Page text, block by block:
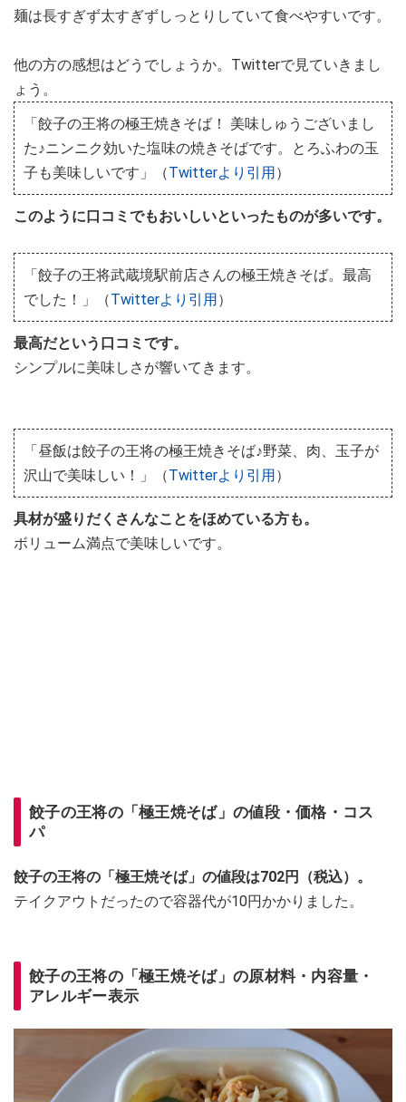
麺は長すぎず太すぎずしっとりしていて食べやすいです。
他の方の感想はどうでしょうか。Twitterで見ていきまし
ょう。
「餃子の王将の極王焼きそば！ 美味しゅうございまし
た♪ニンニク効いた塩味の焼きそばです。とろふわの玉
子も美味しいです」（Twitterより引用）
このように口コミでもおいしいといったものが多いです。
「餃子の王将武蔵境駅前店さんの極王焼きそば。最高
でした！」（Twitterより引用）
最高だという口コミです。
シンプルに美味しさが響いてきます。
「昼飯は餃子の王将の極王焼きそば♪野菜、肉、玉子が
沢山で美味しい！」（Twitterより引用）
具材が盛りだくさんなことをほめている方も。
ボリューム満点で美味しいです。
餃子の王将の「極王焼そば」の値段・価格・コス
パ
餃子の王将の「極王焼そば」の値段は702円（税込）。
テイクアウトだったので容器代が10円かかりました。
餃子の王将の「極王焼そば」の原材料・内容量・
アレルギー表示